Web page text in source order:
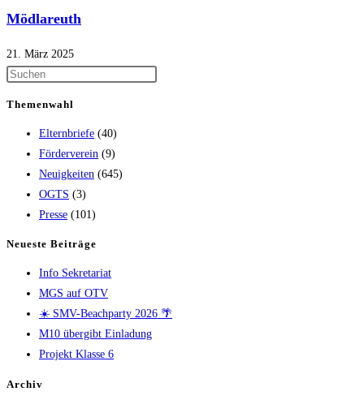
Mödlareuth
21. März 2025
Themenwahl
Elternbriefe (40)
Förderverein (9)
Neuigkeiten (645)
OGTS (3)
Presse (101)
Neueste Beiträge
Info Sekretariat
MGS auf OTV
☀️ SMV-Beachparty 2026 🌴
M10 übergibt Einladung
Projekt Klasse 6
Archiv